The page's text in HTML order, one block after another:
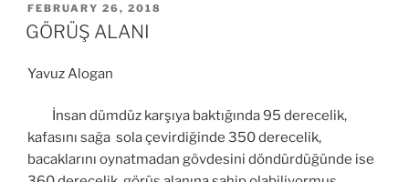
POSTED
ON
FEBRUARY 26, 2018
GÖRÜŞ ALANI
Yavuz Alogan
İnsan dümdüz karşıya baktığında 95 derecelik,
kafasını sağa sola çevirdiğinde 350 derecelik,
bacaklarını oynatmadan gövdesini döndürdüğünde ise